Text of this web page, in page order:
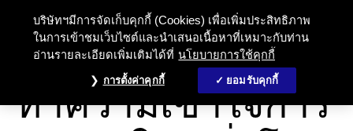
ทำความเข้าใจการ
บริษัทฯมีการจัดเก็บคุกกี้ (Cookies) เพื่อเพิ่มประสิทธิภาพ
ในการเข้าชมเว็บไซต์และนำเสนอเนื้อหาที่เหมาะกับท่าน
อ่านรายละเอียดเพิ่มเติมได้ที่ นโยบายการใช้คุกกี้
การตั้งค่าคุกกี้ ยอมรับคุกกี้